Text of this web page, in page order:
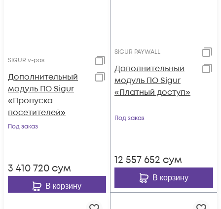
SIGUR v-pas
Дополнительный
модуль ПО Sigur
«Пропуска
посетителей»
Под заказ
3 410 720 сум
В корзину
SIGUR PAYWALL
Дополнительный
модуль ПО Sigur
«Платный доступ»
Под заказ
12 557 652 сум
В корзину